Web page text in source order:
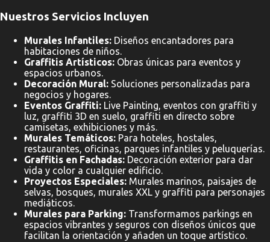
Nuestros Servicios Incluyen
Murales Infantiles: Diseños encantadores para
habitaciones de niños.
Graffitis Artísticos: Obras únicas para eventos y
espacios urbanos.
Decoración Mural: Soluciones personalizadas para
negocios y hogares.
Eventos Graffiti: Live Painting, eventos con graffiti y
luz, graffiti 3D en suelo, graffiti en directo sobre
camisetas, exhibiciones y más.
Murales Temáticos: Para hoteles, hostales,
restaurantes, oficinas, parques infantiles y peluquerías.
Graffitis en Fachadas: Decoración exterior para dar
vida y color a cualquier edificio.
Proyectos Especiales: Murales marinos, paisajes de
selvas, bosques, murales XXL y graffiti para personajes
mediáticos.
Murales para Parking: Transformamos parkings en
espacios vibrantes y seguros con diseños únicos que
facilitan la orientación y añaden un toque artístico.